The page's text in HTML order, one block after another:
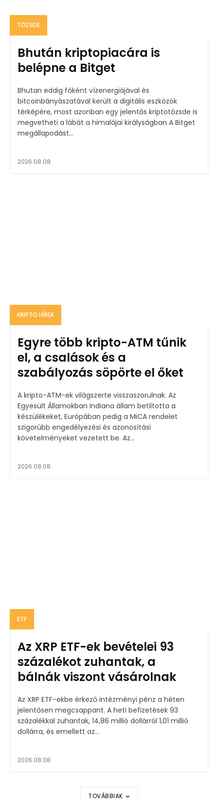
TŐZSDE
Bhután kriptopiacára is
belépne a Bitget
Bhutan eddig főként vízenergiájával és
bitcoinbányászatával került a digitális eszközök
térképére, most azonban egy jelentős kriptotőzsde is
megvetheti a lábát a himalájai királyságban A Bitget
megállapodást...
2026.08.08.
KRIPTO HÍREK
Egyre több kripto-ATM tűnik
el, a csalások és a
szabályozás söpörte el őket
A kripto-ATM-ek világszerte visszaszorulnak. Az
Egyesült Államokban Indiana állam betiltotta a
készülékeket, Európában pedig a MiCA rendelet
szigorúbb engedélyezési és azonosítási
követelményeket vezetett be. Az...
2026.08.08.
ETF
Az XRP ETF-ek bevételei 93
százalékot zuhantak, a
bálnák viszont vásárolnak
Az XRP ETF-ekbe érkező intézményi pénz a héten
jelentősen megcsappant. A heti befizetések 93
százalékkal zuhantak, 14,86 millió dollárról 1,01 millió
dollárra, és emellett az...
2026.08.08.
TOVÁBBIAK